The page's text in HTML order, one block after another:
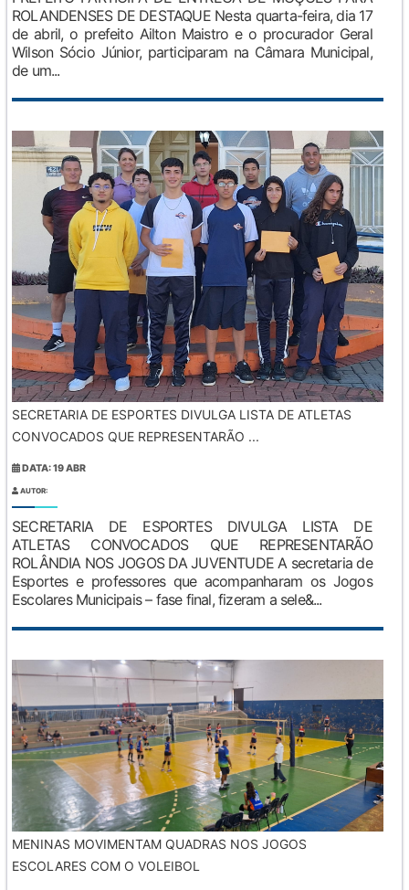
ROLANDENSES DE DESTAQUE Nesta quarta-feira, dia 17
de abril, o prefeito Ailton Maistro e o procurador Geral
Wilson Sócio Júnior, participaram na Câmara Municipal,
de um...
SECRETARIA DE ESPORTES DIVULGA LISTA DE ATLETAS
CONVOCADOS QUE REPRESENTARÃO ...
DATA: 19 ABR
AUTOR:
SECRETARIA DE ESPORTES DIVULGA LISTA DE
ATLETAS CONVOCADOS QUE REPRESENTARÃO
ROLÂNDIA NOS JOGOS DA JUVENTUDE A secretaria de
Esportes e professores que acompanharam os Jogos
Escolares Municipais – fase final, fizeram a sele&...
MENINAS MOVIMENTAM QUADRAS NOS JOGOS
ESCOLARES COM O VOLEIBOL